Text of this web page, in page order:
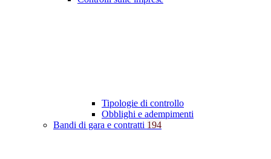
Tipologie di controllo
Obblighi e adempimenti
Bandi di gara e contratti 194